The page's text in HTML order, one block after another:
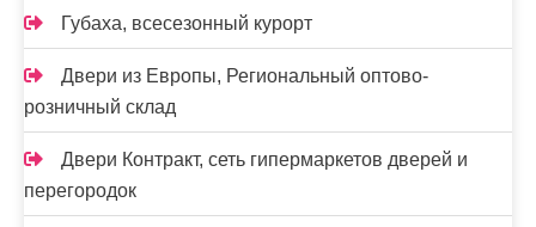
Губаха, всесезонный курорт
Двери из Европы, Региональный оптово-
розничный склад
Двери Контракт, сеть гипермаркетов дверей и
перегородок